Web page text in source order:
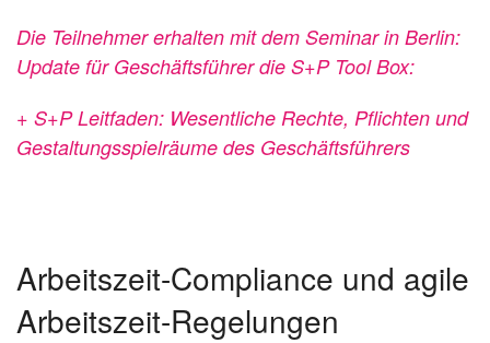
Die Teilnehmer erhalten mit dem Seminar in Berlin:
Update für Geschäftsführer die S+P Tool Box:
+ S+P Leitfaden: Wesentliche Rechte, Pflichten und
Gestaltungsspielräume des Geschäftsführers
Arbeitszeit-Compliance und agile
Arbeitszeit-Regelungen